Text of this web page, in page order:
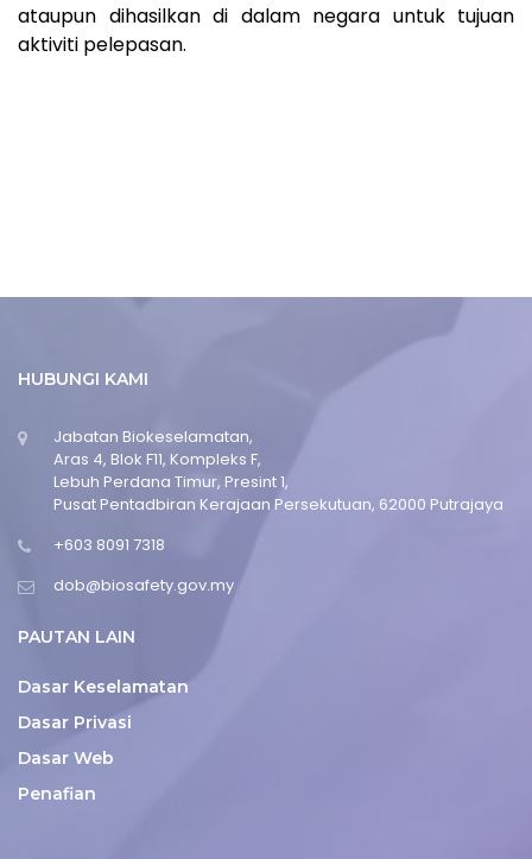
ataupun dihasilkan di dalam negara untuk tujuan
aktiviti pelepasan.
HUBUNGI KAMI
Jabatan Biokeselamatan,
Aras 4, Blok F11, Kompleks F,
Lebuh Perdana Timur, Presint 1,
Pusat Pentadbiran Kerajaan Persekutuan, 62000 Putrajaya
+603 8091 7318
dob@biosafety.gov.my
PAUTAN LAIN
Dasar Keselamatan
Dasar Privasi
Dasar Web
Penafian